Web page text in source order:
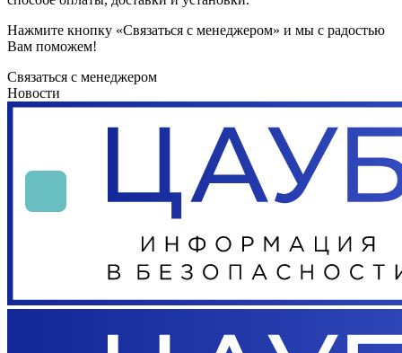
Нажмите кнопку «Связаться с менеджером» и мы с радостью
Вам поможем!
Связаться с менеджером
Новости